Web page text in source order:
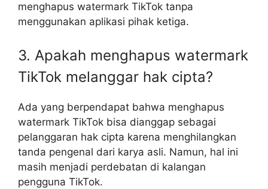
menghapus watermark TikTok tanpa
menggunakan aplikasi pihak ketiga.
3. Apakah menghapus watermark
TikTok melanggar hak cipta?
Ada yang berpendapat bahwa menghapus
watermark TikTok bisa dianggap sebagai
pelanggaran hak cipta karena menghilangkan
tanda pengenal dari karya asli. Namun, hal ini
masih menjadi perdebatan di kalangan
pengguna TikTok.